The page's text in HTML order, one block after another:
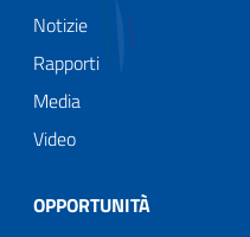
Notizie
Rapporti
Media
Video
OPPORTUNITÀ